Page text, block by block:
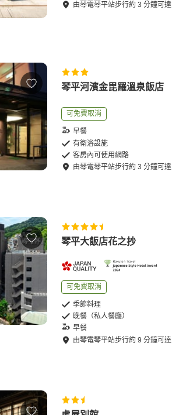
由琴電琴平站步行約3 分鐘可達
琴平河濱金毘羅溫泉飯店
可免費取消
早餐
有衛浴設施
客房內可使用網路
由琴電琴平站步行約3 分鐘可達
琴平大飯店花之抄
可免費取消
季節料理
晚餐（私人餐廳）
早餐
由琴電琴平站步行約9 分鐘可達